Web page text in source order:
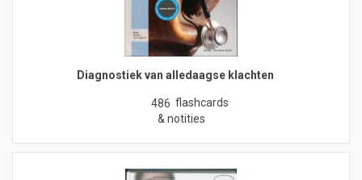
Diagnostiek van alledaagse klachten
486 flashcards
& notities